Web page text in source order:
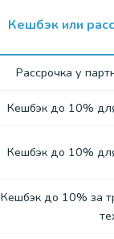
Кешбэк или
Рассрочка у
Кешбэк до 10%
Кешбэк до 10%
Кешбэк до 10% за